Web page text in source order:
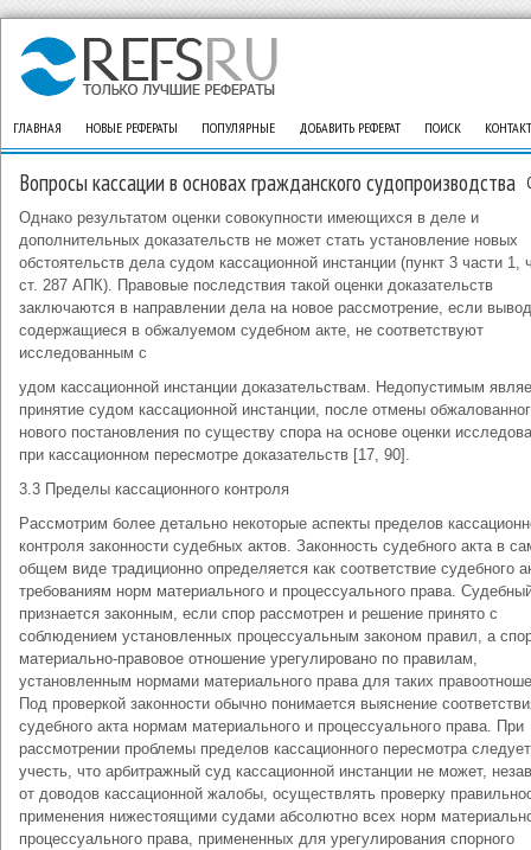
ГЛАВНАЯ НОВЫЕ РЕФЕРАТЫ ПОПУЛЯРНЫЕ ДОБАВИТЬ РЕФЕРАТ ПОИСК
Вопросы кассации в основах гражданского судопроизводства
Однако результатом оценки совокупности имеющихся в деле и
дополнительных доказательств не может стать установление новых
обстоятельств дела судом кассационной инстанции (пункт 3 части 1,
ст. 287 АПК). Правовые последствия такой оценки доказательств
заключаются в направлении дела на новое рассмотрение, если
содержащиеся в обжалуемом судебном акте, не соответствуют
исследованным с
удом кассационной инстанции доказательствам. Недопустимым
принятие судом кассационной инстанции, после отмены
нового постановления по существу спора на основе оценки
при кассационном пересмотре доказательств [17, 90].
3.3 Пределы кассационного контроля
Рассмотрим более детально некоторые аспекты пределов
контроля законности судебных актов. Законность судебного акта в
общем виде традиционно определяется как соответствие судебного
требованиям норм материального и процессуального права.
признается законным, если спор рассмотрен и решение принято с
соблюдением установленных процессуальным законом правил, а
материально-правовое отношение урегулировано по правилам,
установленным нормами материального права для таких
Под проверкой законности обычно понимается выяснение
судебного акта нормам материального и процессуального права. При
рассмотрении проблемы пределов кассационного пересмотра следует
учесть, что арбитражный суд кассационной инстанции не может,
от доводов кассационной жалобы, осуществлять проверку
применения нижестоящими судами абсолютно всех норм
процессуального права, примененных для урегулирования спорного